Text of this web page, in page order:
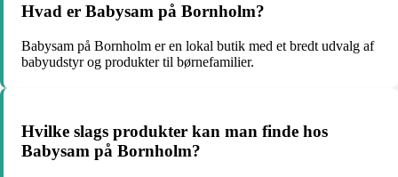
Hvad er Babysam på Bornholm?
Babysam på Bornholm er en lokal butik med et bredt udvalg af
babyudstyr og produkter til børnefamilier.
Hvilke slags produkter kan man finde hos
Babysam på Bornholm?